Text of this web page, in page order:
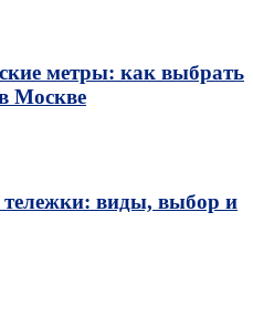
метры: как выбрать
Москве
тележки: виды, выбор и